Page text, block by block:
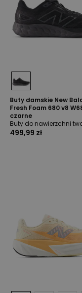
Buty damskie New
Fresh Foam 680 v8
czarne
Buty do nawierzchni
499,99 zł